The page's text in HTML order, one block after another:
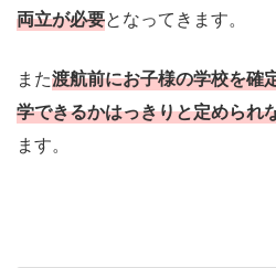
両立が必要となってきます。
また渡航前にお子様の学校を確
学できるかはっきりと定められ
ます。